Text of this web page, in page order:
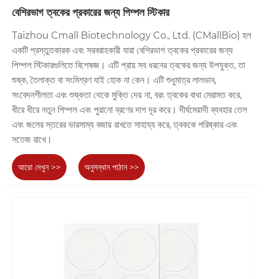
বেশিরভাগ ত্বকের প্রকারের জন্য পিম্পল স্টিকার
Taizhou Cmall Biotechnology Co., Ltd. (CMallBio) হল
একটি প্রস্তুতকারক এবং সরবরাহকারী যারা বেশিরভাগ ত্বকের প্রকারের জন্য
পিম্পল স্টিকারগুলিতে বিশেষজ্ঞ। এটি প্রায় সব ধরনের ত্বকের জন্য উপযুক্ত, তা
শুষ্ক, তৈলাক্ত বা সংমিশ্রণ যাই হোক না কেন। এটি শুধুমাত্র লালভাব,
সংবেদনশীলতা এবং শুষ্কতা থেকে মুক্তি দেয় না, বরং ত্বকের বাধা মেরামত করে,
ধীরে ধীরে নতুন পিম্পল এবং পুরানো ব্রণের দাগ দূর করে। দীর্ঘমেয়াদী ব্যবহার তেল
এবং জলের স্তরের ভারসাম্য বজায় রাখতে সাহায্য করে, ত্বককে পরিষ্কার এবং
সতেজ রাখে।
আরো দেখুন >> অনুসন্ধান পাঠান >>